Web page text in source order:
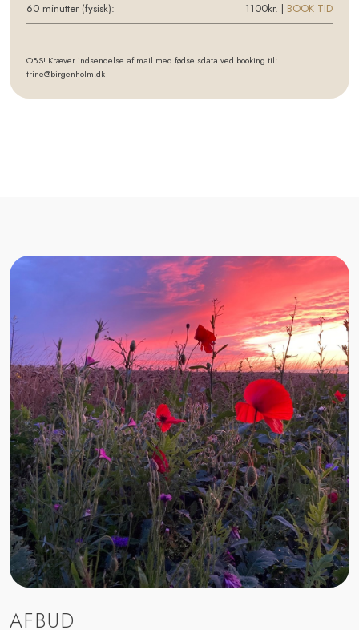
60 minutter (fysisk):
1100kr. ​​| BOOK TID
OBS! Kræver indsendelse af mail med fødselsdata ved booking til:
trine@birgenholm.dk
AFBUD